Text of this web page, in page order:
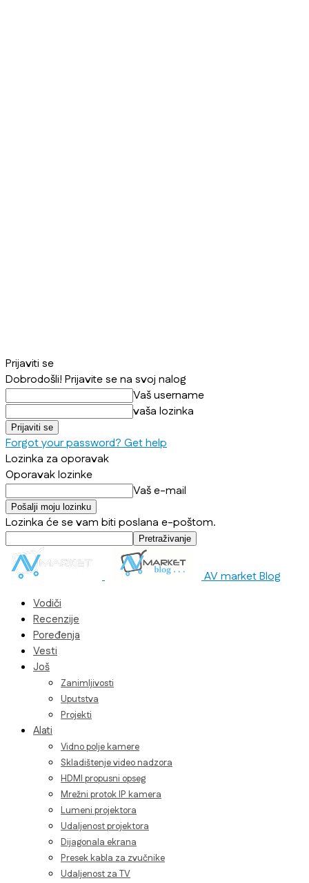
Prijaviti se
Dobrodošli! Prijavite se na svoj nalog
Vaš username
vaša lozinka
Forgot your password? Get help
Lozinka za oporavak
Oporavak lozinke
Vaš e-mail
Lozinka će se vam biti poslana e-poštom.
AV market Blog
Vodiči
Recenzije
Poređenja
Vesti
Još
Zanimljivosti
Uputstva
Projekti
Alati
Vidno polje kamere
Skladištenje video nadzora
HDMI propusni opseg
Mrežni protok IP kamera
Lumeni projektora
Udaljenost projektora
Dijagonala ekrana
Presek kabla za zvučnike
Udaljenost za TV